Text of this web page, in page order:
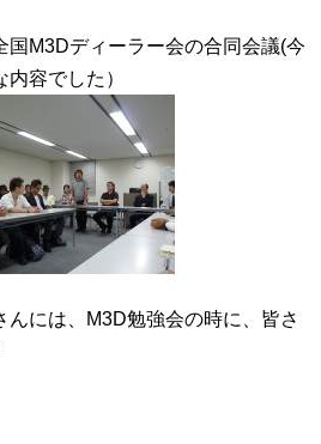
国M3Dディーラー会の合同会議(今
容でした）
には、M3D勉強会の時に、皆さ